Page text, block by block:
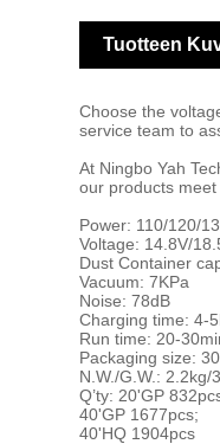
Tuotteen
Choose the
service team to
At Ningbo Yah
our products
Power: 110/120/
Voltage: 14.8V/
Dust Container
Vacuum: 7KPa
Noise: 78dB
Charging time: 4-
Run time: 20-
Packaging size:
N.W./G.W.: 2.2kg/
Q’ty: 20'GP
40'GP 1677pcs;
40'HQ 1904pcs